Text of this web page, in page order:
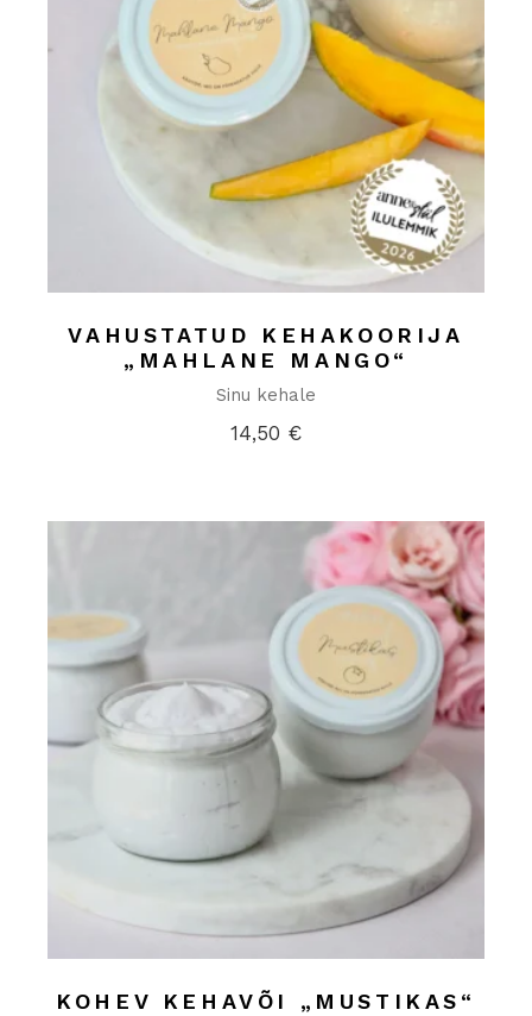
VAHUSTATUD KEHAKOORIJA
„MAHLANE MANGO“
Sinu kehale
14,50 €
KOHEV KEHAVÕI „MUSTIKAS“